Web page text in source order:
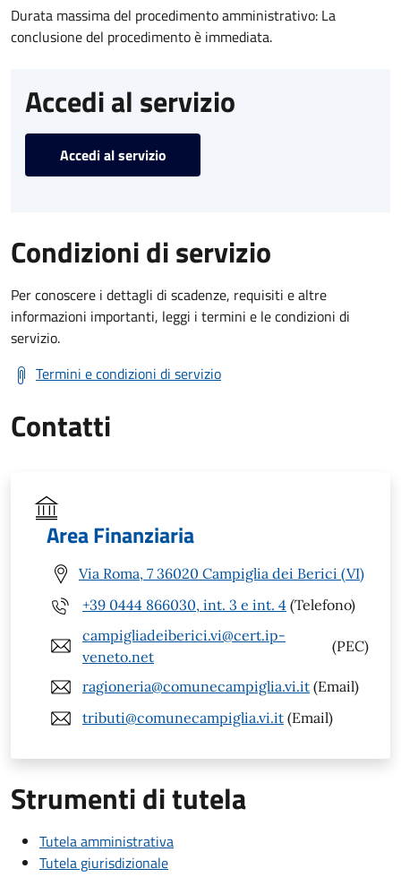
Durata massima del procedimento amministrativo: La
conclusione del procedimento è immediata.
Accedi al servizio
Accedi al servizio
Condizioni di servizio
Per conoscere i dettagli di scadenze, requisiti e altre
informazioni importanti, leggi i termini e le condizioni di
servizio.
Termini e condizioni di servizio
Contatti
Area Finanziaria
Via Roma, 7 36020 Campiglia dei Berici (VI)
+39 0444 866030, int. 3 e int. 4 (Telefono)
campigliadeiberici.vi@cert.ip-
veneto.net
(PEC)
ragioneria@comunecampiglia.vi.it (Email)
tributi@comunecampiglia.vi.it (Email)
Strumenti di tutela
Tutela amministrativa
Tutela giurisdizionale